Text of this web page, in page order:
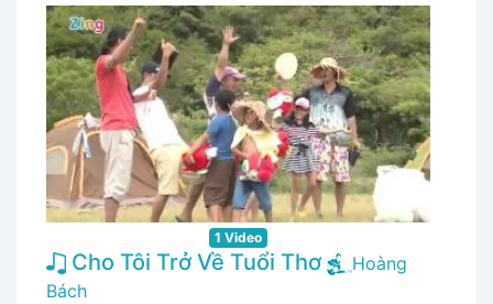
1 Video
Cho Tôi Trở Về Tuổi Thơ
Hoàng
Bách